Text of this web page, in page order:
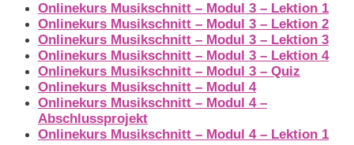
Onlinekurs Musikschnitt – Modul 3 – Lektion 1
Onlinekurs Musikschnitt – Modul 3 – Lektion 2
Onlinekurs Musikschnitt – Modul 3 – Lektion 3
Onlinekurs Musikschnitt – Modul 3 – Lektion 4
Onlinekurs Musikschnitt – Modul 3 – Quiz
Onlinekurs Musikschnitt – Modul 4
Onlinekurs Musikschnitt – Modul 4 –
Abschlussprojekt
Onlinekurs Musikschnitt – Modul 4 – Lektion 1